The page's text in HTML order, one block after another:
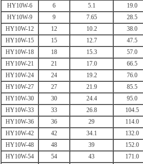
HY10W-6
6 5.1 19.0
HY10W-9
9 7.65 28.5
HY10W-12
12 10.2 38.0
HY10W-15
15 12.7 47.5
HY10W-18
18 15.3 57.0
HY10W-21
21 17.0 66.5
HY10W-24
24 19.2 76.0
HY10W-27
27 21.9 85.5
HY10W-30
30 24.4 95.0
HY10W-33
33 26.8 104.5
HY10W-36
36 29 114.0
HY10W-42
42 34.1 132.0
HY10W-48
48 39 152.0
HY10W-54
54 43 171.0